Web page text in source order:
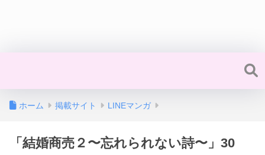
ホーム 掲載サイト LINEマンガ
「結婚商売２〜忘れられない詩〜」30